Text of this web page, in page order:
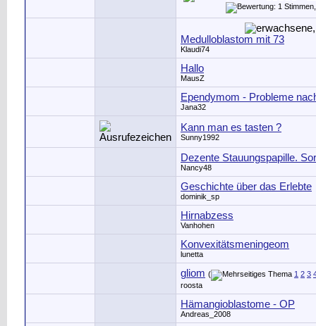
Medulloblastom mit 73
Klaudi74
Hallo
MausZ
Ependymom - Probleme
Jana32
Kann man es tasten ?
Sunny1992
Dezente Stauungspapille.
Nancy48
Geschichte über das Erlebte
dominik_sp
Hirnabzess
Vanhohen
Konvexitätsmeningeom
lunetta
gliom ( 1 2 3
roosta
Hämangioblastome - OP
Andreas_2008